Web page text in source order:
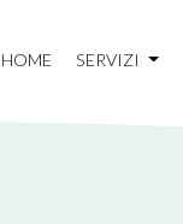
HOME SERVIZI